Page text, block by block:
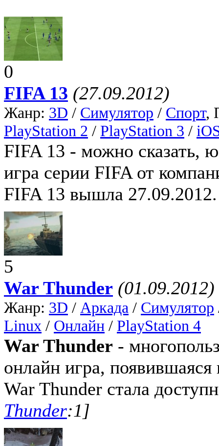
0
FIFA 13 (27.09.2012)
Жанр: 3D / Симулятор / Спорт,
PlayStation 2 / PlayStation 3 /
FIFA 13 - можно сказать,
игра серии FIFA от
FIFA 13 вышла 27.09.2012.
5
War Thunder (01.09.2012)
Жанр: 3D / Аркада / Симулятор
Linux / Онлайн / PlayStation 4
War Thunder -
онлайн игра,
War Thunder стала
Thunder:1]